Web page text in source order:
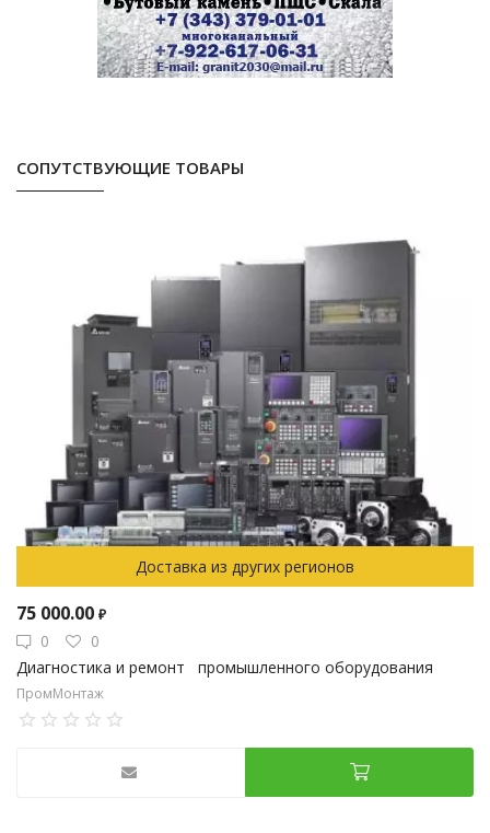
СОПУТСТВУЮЩИЕ ТОВАРЫ
Доставка из других регионов
75 000.00 ₽
0
0
Диагностика и ремонт промышленного оборудования
ПромМонтаж